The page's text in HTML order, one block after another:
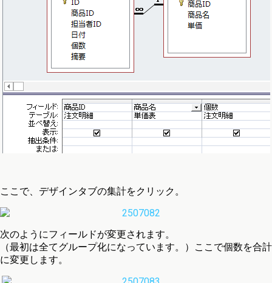
ここで、デザインタブの集計をクリック。
次のようにフィールドが変更されます。
（最初は全てグループ化になっています。）ここで個数を合計
に変更します。